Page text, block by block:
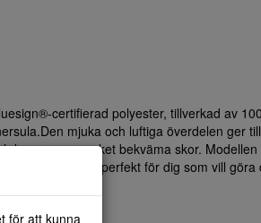
certifierad polyester, tillverkad av
mjuka och luftiga överdelen ger
kragen en mycket bekväma skor.
lättare terräng, perfekt för dig som vill
för att kunna